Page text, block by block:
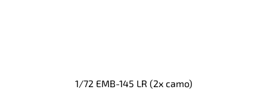
1/72 EMB-145 LR (2x camo)